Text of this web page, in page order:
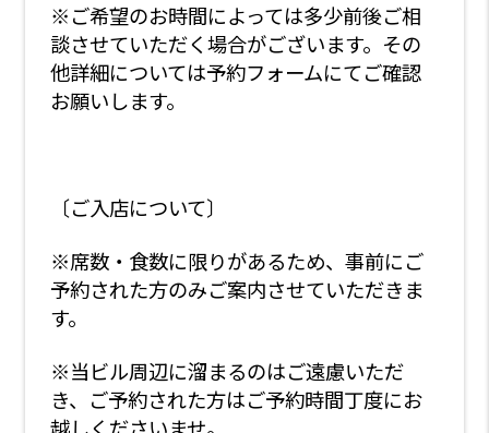
※ご希望のお時間によっては多少前後ご相
談させていただく場合がございます。その
他詳細については予約フォームにてご確認
お願いします。
〔ご入店について〕
※席数・食数に限りがあるため、事前にご
予約された方のみご案内させていただきま
す。
※当ビル周辺に溜まるのはご遠慮いただ
き、ご予約された方はご予約時間丁度にお